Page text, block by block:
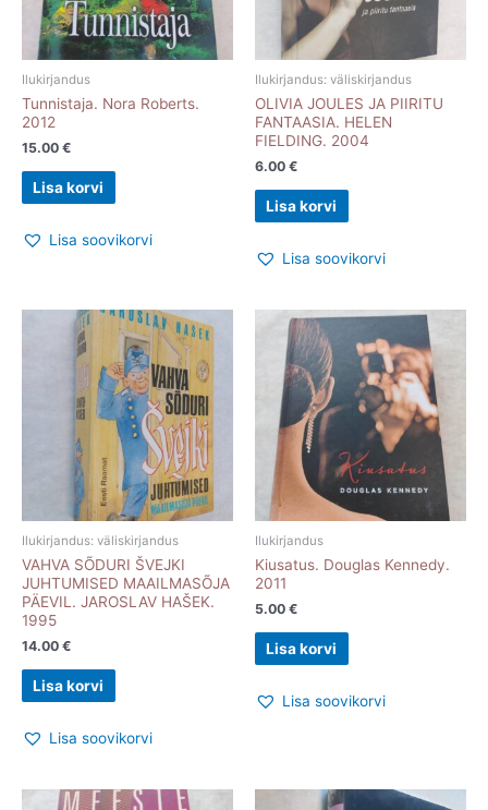
Ilukirjandus
Tunnistaja. Nora Roberts.
2012
15.00 €
Lisa korvi
Lisa soovikorvi
Ilukirjandus: väliskirjandus
OLIVIA JOULES JA PIIRITU
FANTAASIA. HELEN
FIELDING. 2004
6.00 €
Lisa korvi
Lisa soovikorvi
Ilukirjandus: väliskirjandus
VAHVA SÕDURI ŠVEJKI
JUHTUMISED MAAILMASÕJA
PÄEVIL. JAROSLAV HAŠEK.
1995
14.00 €
Lisa korvi
Lisa soovikorvi
Ilukirjandus
Kiusatus. Douglas Kennedy.
2011
5.00 €
Lisa korvi
Lisa soovikorvi